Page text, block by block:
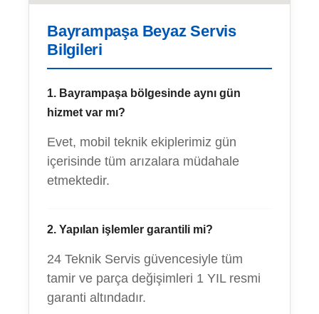
Bayrampaşa Beyaz Servis
Bilgileri
1. Bayrampaşa bölgesinde aynı gün
hizmet var mı?
Evet, mobil teknik ekiplerimiz gün
içerisinde tüm arızalara müdahale
etmektedir.
2. Yapılan işlemler garantili mi?
24 Teknik Servis güvencesiyle tüm
tamir ve parça değişimleri 1 YIL resmi
garanti altındadır.